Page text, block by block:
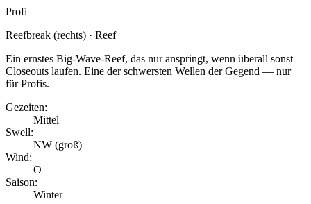
Profi
Reefbreak (rechts) · Reef
Ein ernstes Big-Wave-Reef, das nur anspringt, wenn überall sonst
Closeouts laufen. Eine der schwersten Wellen der Gegend — nur
für Profis.
Gezeiten:
Mittel
Swell:
NW (groß)
Wind:
O
Saison:
Winter